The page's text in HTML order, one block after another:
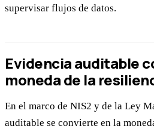
supervisar flujos de datos.
Evidencia auditable
moneda de la
En el marco de NIS2 y de la Ley
auditable se convierte en la